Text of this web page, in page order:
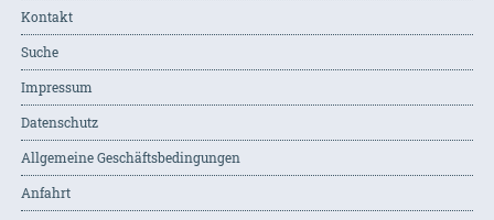
Kontakt
Suche
Impressum
Datenschutz
Allgemeine Geschäftsbedingungen
Anfahrt